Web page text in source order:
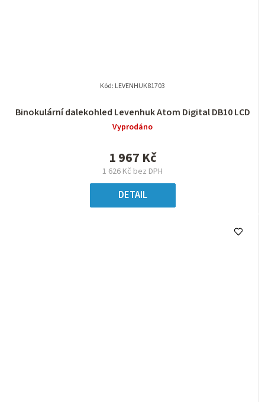
Binokulární dalekohled Levenhuk Atom Digital DB10 LCD
Vyprodáno
1 626 Kč bez DPH
1 967 Kč
DETAIL
Kód: LEVENHUK81703